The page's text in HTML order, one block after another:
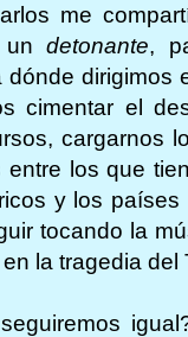
me
undetonante,
dirigimos
cimentar el
cargarnos
entre los que
y los
tocando la
la tragedia del